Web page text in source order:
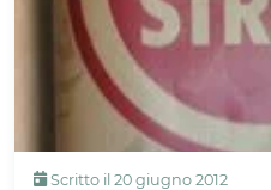
Scritto il 20 giugno 2012